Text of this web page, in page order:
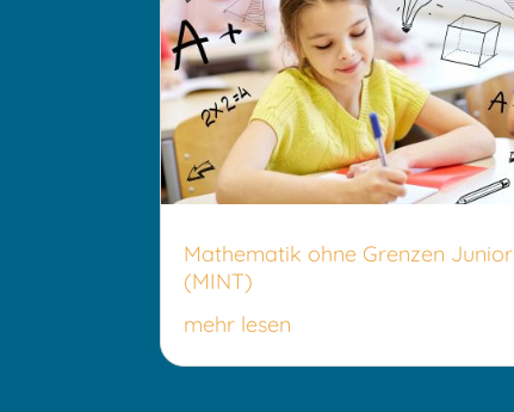
Mathematik ohne Grenzen Junior
(MINT)
mehr lesen